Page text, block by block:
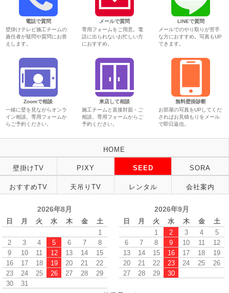
電話で質問
壁掛けテレビ施工チームの
責任者が疑問や質問にお答
えします。
メールで質問
専用フォームをご用意。電
話に出られないお忙しい方
におすすめ。
LINEで質問
メールでのやり取りが苦手
な方におすすめ。写真もUP
できます。
Zoomで相談
一緒に壁を見ながらオンラ
イン相談。専用フォームか
らご予約ください。
来店して相談
施工チームと直接対面・ご
相談。専用フォームからご
予約ください。
無料壁掛診断
お部屋の写真をUPしてくだ
さればお見積もりをメール
で即日返信。
HOME
壁掛けTV PIXY SEED SORA
おすすめTV 天吊りTV レンタル 会社案内
2026年8月
日 月 火 水 木 金
土
1
2
3 4 5 6 7
8
9
10 11 12 13 14
15
16
17 18 19 20 21
22
23
24 25 26 27 28
29
30
31
2026年9月
日 月 火 水 木 金
土
1
2 3 4
5
6
7 8 9 10 11
12
13
14 15 16 17 18
19
20
21 22 23 24 25
26
27
28 29 30